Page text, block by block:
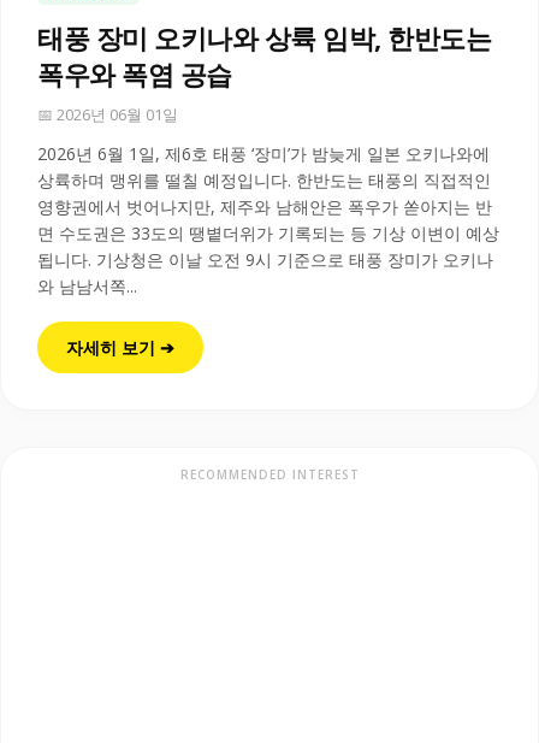
태풍 장미 오키나와 상륙 임박, 한반도는
폭우와 폭염 공습
📅 2026년 06월 01일
2026년 6월 1일, 제6호 태풍 ‘장미’가 밤늦게 일본 오키나와에
상륙하며 맹위를 떨칠 예정입니다. 한반도는 태풍의 직접적인
영향권에서 벗어나지만, 제주와 남해안은 폭우가 쏟아지는 반
면 수도권은 33도의 땡볕더위가 기록되는 등 기상 이변이 예상
됩니다. 기상청은 이날 오전 9시 기준으로 태풍 장미가 오키나
와 남남서쪽...
자세히 보기 ➔
RECOMMENDED INTEREST